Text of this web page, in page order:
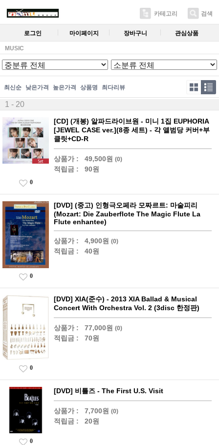
카테고리 검색
로그인 마이페이지 장바구니 관심상품
MUSIC
최신순 낮은가격 높은가격 상품명 최다리뷰
1 - 20
[CD] (개봉) 알파드라이브원 - 미니 1집 EUPHORIA
[JEWEL CASE ver.](8종 세트) - 각 앨범당 커버+부
클릿+CD-R
상품가 : 49,500원 (0)
적립금 : 90원
0
[DVD] (중고) 인형극오페라 모짜르트: 마술피리
(Mozart: Die Zauberflote The Magic Flute La
Flute enhantee)
상품가 : 4,900원 (0)
적립금 : 40원
0
[DVD] XIA(준수) - 2013 XIA Ballad & Musical
Concert With Orchestra Vol. 2 (3disc 한정판)
상품가 : 77,000원 (0)
적립금 : 70원
0
[DVD] 비틀즈 - The First U.S. Visit
상품가 : 7,700원 (0)
적립금 : 20원
0